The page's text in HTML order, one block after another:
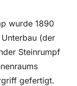
wurde 1890
(der
Steinrumpf
gefertigt.